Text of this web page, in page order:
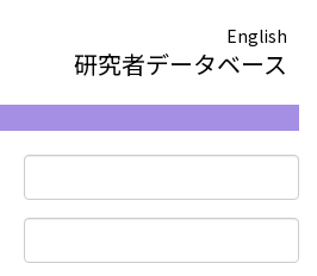
English
研究者データベース